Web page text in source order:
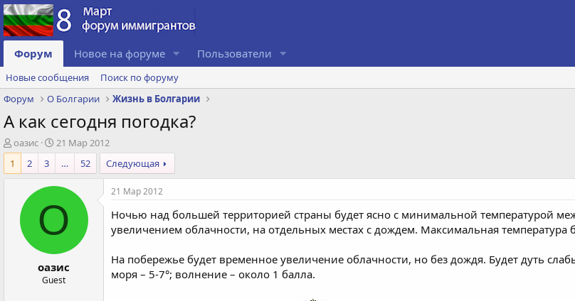
Форум Новое на форуме Пользователи
Новые сообщения
Поиск по форуму
Форум
О Болгарии Жизнь в Болгарии
А как сегодня погодка?
А
в
т
оазис
Д
а
о
д
н
и
я
21 Мар 2012
1
2 3 … 52 Следующая
О
оазис
Guest
21 Мар 2012
Ночью над большей территорией страны будет ясно с минимальной температурой
увеличением облачности, на отдельных местах с дождем. Максимальная температура
На побережье будет временное увеличение облачности, но без дождя. Будет дуть
моря – 5-7°; волнение – около 1 балла.